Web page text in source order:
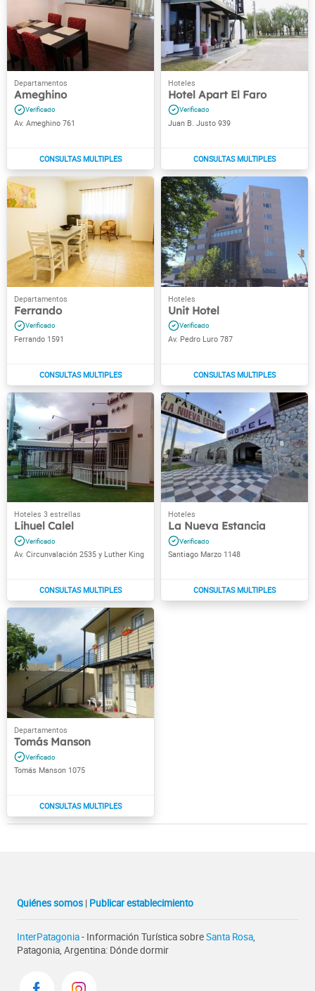
Ameghino
Av. Ameghino 761
Hotel Apart El Faro
Juan B. Justo 939
Ferrando
Ferrando 1591
Unit Hotel
Av. Pedro Luro 787
Lihuel Calel
Av. Circunvalación 2535 y Luther King
La Nueva Estancia
Santiago Marzo 1148
Tomás Manson
Tomás Manson 1075
Quiénes somos | Publicar establecimiento
InterPatagonia- Información Turística sobreSanta Rosa,
Patagonia, Argentina: Dónde dormir